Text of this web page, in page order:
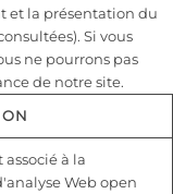
et la présentation du
Si vous
ne pourrons pas
de notre site.
associé à la
Web open